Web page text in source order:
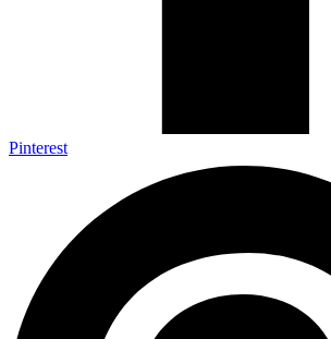
Pinterest